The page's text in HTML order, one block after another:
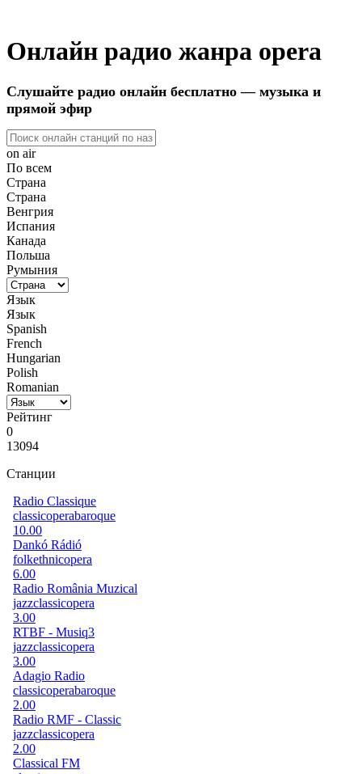
Онлайн радио жанра opera
Слушайте радио онлайн бесплатно — музыка и
прямой эфир
on air
По всем
Страна
Страна
Венгрия
Испания
Канада
Польша
Румыния
Язык
Язык
Spanish
French
Hungarian
Polish
Romanian
Рейтинг
0
13094
Станции
Radio Classique
classicoperabaroque
10.00
Dankó Rádió
folkethnicopera
6.00
Radio România Muzical
jazzclassicopera
3.00
RTBF - Musiq3
jazzclassicopera
3.00
Adagio Radio
classicoperabaroque
2.00
Radio RMF - Classic
jazzclassicopera
2.00
Classical FM